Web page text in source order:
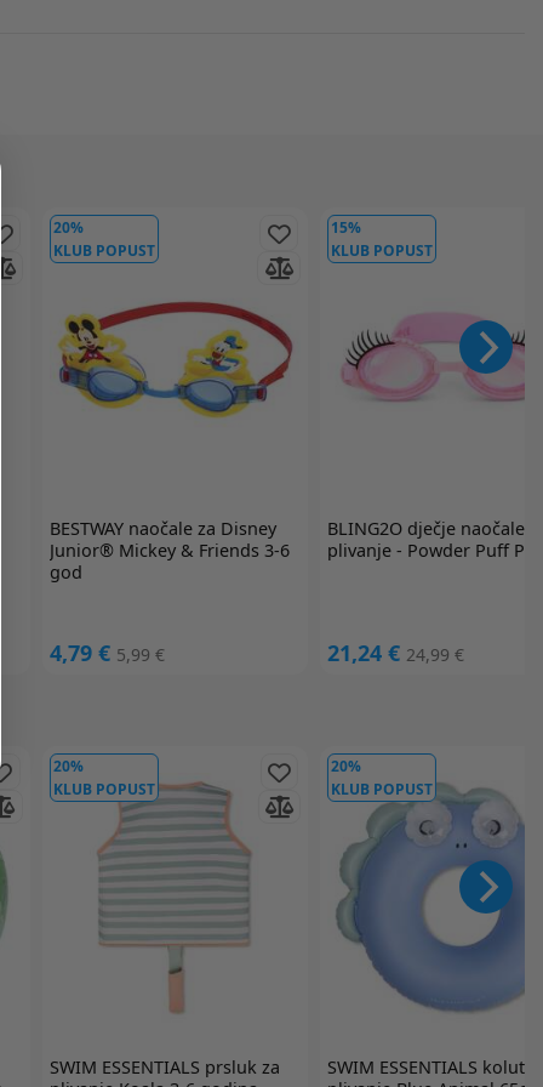
20%
KLUB POPUST
BESTWAYnaočale za Disney
Junior® Mickey & Friends 3-6
god
4,79 € 5,99 €
15%
KLUB POPUST
BLING2O dječje naočale
plivanje - Powder Puff
21,24 € 24,99 €
20%
KLUB POPUST
SWIM ESSENTIALS prsluk za
20%
KLUB POPUST
SWIM ESSENTIALS kolut